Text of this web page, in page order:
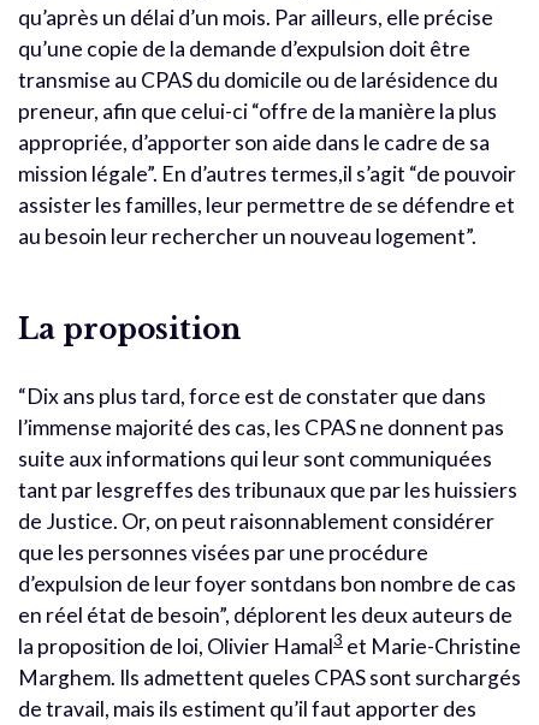
qu’après un délai d’un mois. Par ailleurs, elle précise
qu’une copie de la demande d’expulsion doit être
transmise au CPAS du domicile ou de larésidence du
preneur, afin que celui-ci “offre de la manière la plus
appropriée, d’apporter son aide dans le cadre de sa
mission légale”. En d’autres termes,il s’agit “de pouvoir
assister les familles, leur permettre de se défendre et
au besoin leur rechercher un nouveau logement”.
La proposition
“Dix ans plus tard, force est de constater que dans
l’immense majorité des cas, les CPAS ne donnent pas
suite aux informations qui leur sont communiquées
tant par lesgreffes des tribunaux que par les huissiers
de Justice. Or, on peut raisonnablement considérer
que les personnes visées par une procédure
d’expulsion de leur foyer sontdans bon nombre de cas
en réel état de besoin”, déplorent les deux auteurs de
la proposition de loi, Olivier Hamal3 et Marie-Christine
Marghem. Ils admettent queles CPAS sont surchargés
de travail, mais ils estiment qu’il faut apporter des